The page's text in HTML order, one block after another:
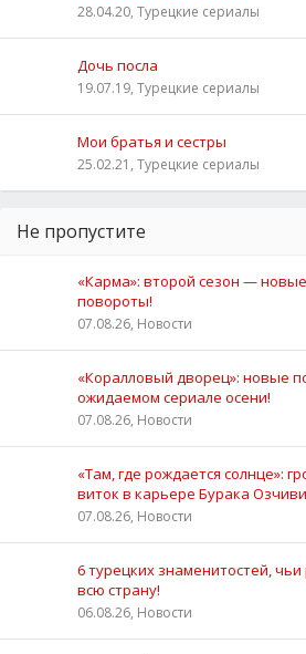
28.04.20, Турецкие сериалы
Дочь посла
19.07.19, Турецкие сериалы
Мои братья и сестры
25.02.21, Турецкие сериалы
Не пропустите
«Карма»: второй сезон —
повороты!
07.08.26, Новости
«Коралловый дворец»: новые
ожидаемом сериале осени!
07.08.26, Новости
«Там, где рождается солнце»:
виток в карьере Бурака
07.08.26, Новости
6 турецких знаменитостей,
всю страну!
06.08.26, Новости